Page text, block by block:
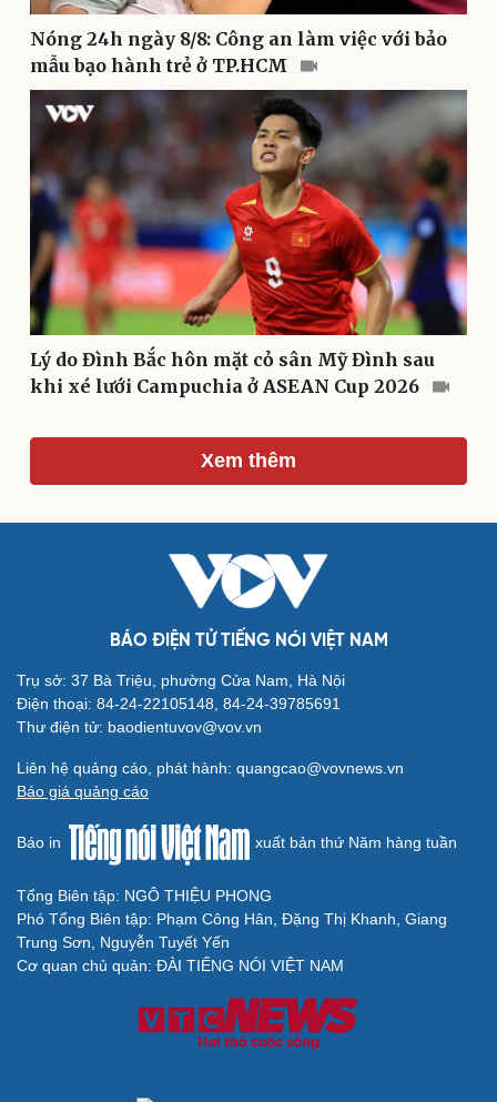
Du lịch
Tư vấn
Săn Tour
check-in
Podcast
Câu chuyện thời sự
Đọc truyện đêm khuya
Cửa sổ tình yêu
Kể chuyện cho bé
Hạt giống tâm hồn
Nóng 24h ngày 8/8: Công an làm việc với bảo
mẫu bạo hành trẻ ở TP.HCM
Lý do Đình Bắc hôn mặt cỏ sân Mỹ Đình sau
khi xé lưới Campuchia ở ASEAN Cup 2026
Xem thêm
BÁO ĐIỆN TỬ TIẾNG NÓI VIỆT NAM
Trụ sở: 37 Bà Triệu, phường Cửa Nam, Hà Nội
Điện thoại: 84-24-22105148, 84-24-39785691
Thư điện tử: baodientuvov@vov.vn
Liên hệ quảng cáo, phát hành: quangcao@vovnews.vn
Báo giá quảng cáo
Báo in xuất bản thứ Năm hàng tuần
Tổng Biên tập: NGÔ THIỆU PHONG
Phó Tổng Biên tập: Phạm Công Hân, Đặng Thị Khanh, Giang
Trung Sơn, Nguyễn Tuyết Yến
Cơ quan chủ quản: ĐÀI TIẾNG NÓI VIỆT NAM